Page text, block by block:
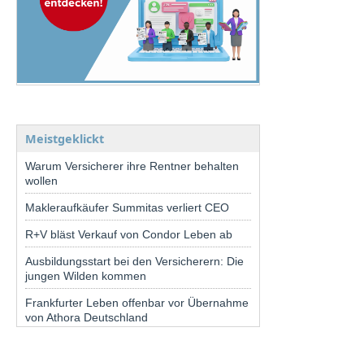
Meistgeklickt
Warum Versicherer ihre Rentner behalten
wollen
Makleraufkäufer Summitas verliert CEO
R+V bläst Verkauf von Condor Leben ab
Ausbildungsstart bei den Versicherern: Die
jungen Wilden kommen
Frankfurter Leben offenbar vor Übernahme
von Athora Deutschland